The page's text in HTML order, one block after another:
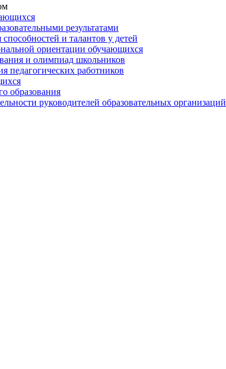
результатами
и талантов у детей
ориентации обучающихся
и олимпиад школьников
педагогических работников
образования
руководителей образовательных организаций